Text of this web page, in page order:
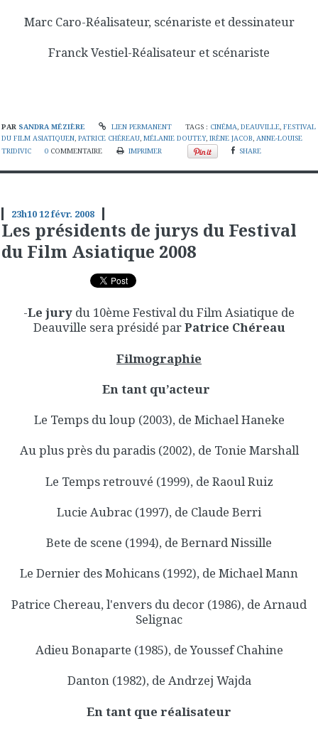
Marc Caro-Réalisateur, scénariste et dessinateur
Franck Vestiel-Réalisateur et scénariste
PAR SANDRA MÉZIÈRE LIEN PERMANENT TAGS : CINÉMA,DEAUVILLE,FESTIVAL
DU FILM ASIATIQUEN, PATRICE CHÉREAU, MÉLANIE DOUTEY, IRÈNE JACOB, ANNE-LOUISE
TRIDIVIC
0 COMMENTAIRE IMPRIMER SHARE
23h1012févr. 2008
Les présidents de jurys du Festival
du Film Asiatique 2008
-Le jury du 10ème Festival du Film Asiatique de
Deauville sera présidé parPatrice Chéreau
Filmographie
En tant qu’acteur
Le Temps du loup (2003), de Michael Haneke
Au plus près du paradis (2002), de Tonie Marshall
Le Temps retrouvé (1999), de Raoul Ruiz
Lucie Aubrac (1997), de Claude Berri
Bete de scene (1994), de Bernard Nissille
Le Dernier des Mohicans (1992), de Michael Mann
Patrice Chereau, l'envers du decor (1986), de Arnaud
Selignac
Adieu Bonaparte (1985), de Youssef Chahine
Danton (1982), de Andrzej Wajda
En tant que réalisateur